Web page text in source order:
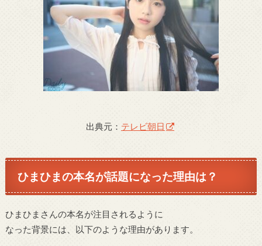
出典元： テレビ朝日
ひまひまの本名が話題になった理由は？
ひまひまさんの本名が注目されるように
なった背景には、以下のような理由があります。